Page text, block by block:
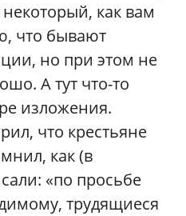
как вам
что бывают
но при этом не
А тут что-то
изложения.
что крестьяне
как (в
«по просьбе
трудящиеся